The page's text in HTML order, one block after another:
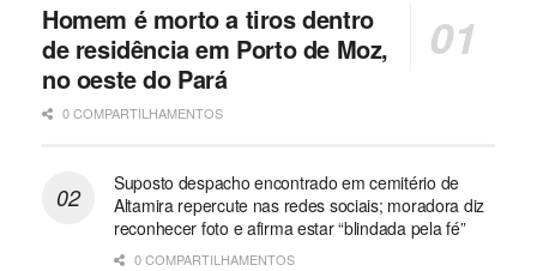
Homem é morto a tiros dentro
de residência em Porto de Moz,
no oeste do Pará
0 COMPARTILHAMENTOS
Suposto despacho encontrado em cemitério de
Altamira repercute nas redes sociais; moradora diz
reconhecer foto e afirma estar “blindada pela fé”
0 COMPARTILHAMENTOS